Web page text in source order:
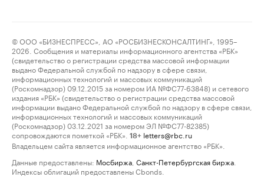
© ООО «БИЗНЕСПРЕСС», АО «РОСБИЗНЕСКОНСАЛТИНГ», 1995–
2026. Сообщения и материалы информационного агентства «РБК»
(свидетельство о регистрации средства массовой информации
выдано Федеральной службой по надзору в сфере связи,
информационных технологий и массовых коммуникаций
(Роскомнадзор) 09.12.2015 за номером ИА №ФС77-63848) и сетевого
издания «РБК» (свидетельство о регистрации средства массовой
информации выдано Федеральной службой по надзору в сфере связи,
информационных технологий и массовых коммуникаций
(Роскомнадзор) 03.12.2021 за номером ЭЛ №ФС77-82385)
сопровождаются пометкой «РБК».
18+ letters@rbc.ru
Владельцем сайта является информационное агентство «РБК».
Данные предоставлены: Мосбиржа Санкт-Петербургская биржа
Индексы облигаций предоставлены Cbonds.